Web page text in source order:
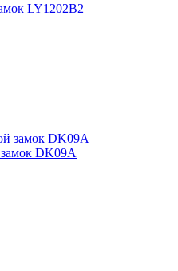
LY1202B2
DK09A